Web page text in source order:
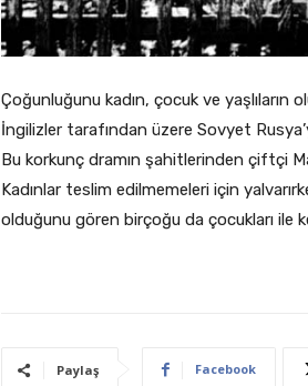
Çoğunluğunu kadın, çocuk ve yaşlıların
İngilizler tarafından üzere Sovyet
Bu korkunç dramın şahitlerinden çiftçi
Kadınlar teslim edilmemeleri için
olduğunu gören birçoğu da çocukları ile
Paylaş Facebook